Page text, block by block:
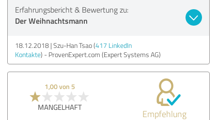
Erfahrungsbericht & Bewertung zu:
Der Weihnachtsmann
18.12.2018 Szu-Han Tsao (417 LinkedIn
Kontakte) - ProvenExpert.com (Expert Systems AG)
1,00 von 5
MANGELHAFT
Empfehlung